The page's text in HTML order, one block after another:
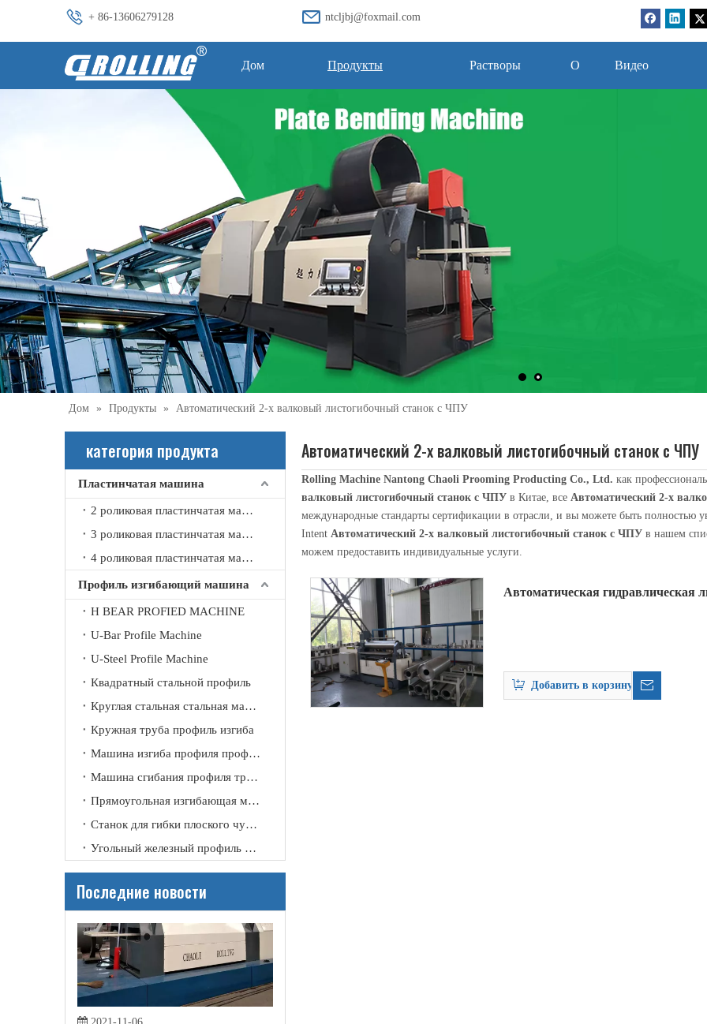
+ 86-13606279128 ntcljbj@foxmail.com
Дом Продукты Растворы О Видео
Дом » Продукты » Автоматический 2-х валковый листогибочный станок с ЧПУ
категория продукта
Пластинчатая машина
2 роликовая пластинчатая машина
3 роликовая пластинчатая машина
4 роликовая пластинчатая машина
Профиль изгибающий машина
H BEAR PROFIED MACHINE
U-Bar Profile Machine
U-Steel Profile Machine
Квадратный стальной профиль
Круглая стальная стальная машина изгиба
Кружная труба профиль изгиба
Машина изгиба профиля профиля канала
Машина сгибания профиля трубки
Прямоугольная изгибающая машина
Станок для гибки плоского чугунного профиля
Угольный железный профиль изгиб
Последние новости
Автоматическая стыковочная машина в основном используется для наматывания длиннокатаных деталей на стыковочно-
2021-11-09
Благодаря своему техническому улучшению и совершенствованию, типы прокатных машин труб увеличивались, а этапы
2021-11-06
Автоматический 2-х валковый листогибочный станок с ЧПУ
Rolling Machine Nantong Chaoli Prooming Producting Co., Ltd. как
валковый листогибочный станок с ЧПУ в Китае, все Автоматический 2-х
международные стандарты сертификации в отрасли, и вы можете быть полностью
Intent Автоматический 2-х валковый листогибочный станок с ЧПУ в нашем
можем предоставить индивидуальные услуги.
Автоматическая гидравлическая
Добавить в корзину